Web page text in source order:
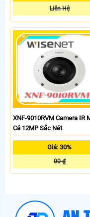
Liên Hệ
XNF-9010RVM Camera IR
Cá 12MP Sắc Nét
Giá: 30%
00 ₫